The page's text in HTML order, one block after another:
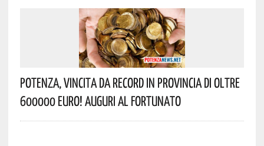
Potenza, Vincita Da Record In Provincia Di Oltre
600000 Euro! Auguri Al Fortunato